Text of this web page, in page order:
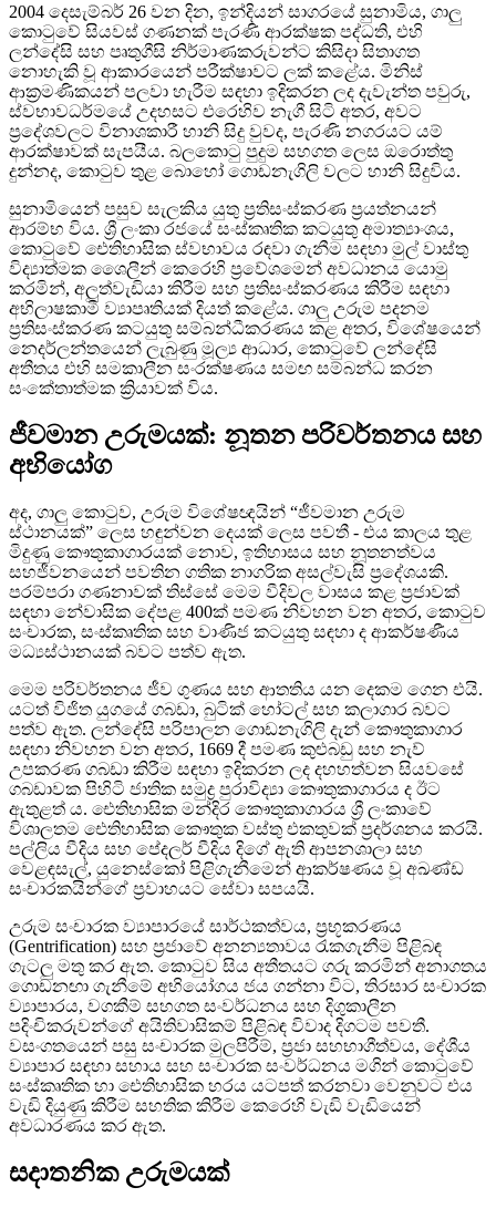
2004 දෙසැම්බර් 26 වන දින, ඉන්දියන් සාගරයේ සුනාමිය, ගාලු
කොටුවේ සියවස් ගණනක් පැරණි ආරක්ෂක පද්ධති, එහි
ලන්දේසි සහ පෘතුගීසි නිර්මාණකරුවන්ට කිසිදා සිතාගත
නොහැකි වූ ආකාරයෙන් පරීක්ෂාවට ලක් කළේය. මිනිස්
ආක්‍රමණිකයන් පලවා හැරීම සඳහා ඉදිකරන ලද දැවැන්ත පවුරු,
ස්වභාවධර්මයේ උදහසට එරෙහිව නැගී සිටි අතර, අවට
ප්‍රදේශවලට විනාශකාරී හානි සිදු වුවද, පැරණි නගරයට යම්
ආරක්ෂාවක් සැපයීය. බලකොටු පුදුම සහගත ලෙස ඔරොත්තු
දුන්නද, කොටුව තුළ බොහෝ ගොඩනැගිලි වලට හානි සිදුවිය.
සුනාමියෙන් පසුව සැලකිය යුතු ප්‍රතිසංස්කරණ ප්‍රයත්නයන්
ආරම්භ විය. ශ්‍රී ලංකා රජයේ සංස්කෘතික කටයුතු අමාත්‍යාංශය,
කොටුවේ ඓතිහාසික ස්වභාවය රඳවා ගැනීම සඳහා මුල් වාස්තු
විද්‍යාත්මක ශෛලීන් කෙරෙහි ප්‍රවේශමෙන් අවධානය යොමු
කරමින්, අලුත්වැඩියා කිරීම සහ ප්‍රතිසංස්කරණය කිරීම සඳහා
අභිලාෂකාමී ව්‍යාපෘතියක් දියත් කළේය. ගාලු උරුම පදනම
ප්‍රතිසංස්කරණ කටයුතු සම්බන්ධීකරණය කළ අතර, විශේෂයෙන්
නෙදර්ලන්තයෙන් ලැබුණු මූල්‍ය ආධාර, කොටුවේ ලන්දේසි
අතීතය එහි සමකාලීන සංරක්ෂණය සමඟ සම්බන්ධ කරන
සංකේතාත්මක ක්‍රියාවක් විය.
ජීවමාන උරුමයක්: නූතන පරිවර්තනය සහ
අභියෝග
අද, ගාලු කොටුව, උරුම විශේෂඥයින් “ජීවමාන උරුම
ස්ථානයක්” ලෙස හඳුන්වන දෙයක් ලෙස පවතී - එය කාලය තුළ
මිදුණු කෞතුකාගාරයක් නොව, ඉතිහාසය සහ නූතනත්වය
සහජීවනයෙන් පවතින ගතික නාගරික අසල්වැසි ප්‍රදේශයකි.
පරම්පරා ගණනාවක් තිස්සේ මෙම වීදිවල වාසය කළ ප්‍රජාවක්
සඳහා නේවාසික දේපළ 400ක් පමණ නිවහන වන අතර, කොටුව
සංචාරක, සංස්කෘතික සහ වාණිජ කටයුතු සඳහා ද ආකර්ෂණීය
මධ්‍යස්ථානයක් බවට පත්ව ඇත.
මෙම පරිවර්තනය ජීව ගුණය සහ ආතතිය යන දෙකම ගෙන එයි.
යටත් විජිත යුගයේ ගබඩා, බුටික් හෝටල් සහ කලාගාර බවට
පත්ව ඇත. ලන්දේසි පරිපාලන ගොඩනැගිලි දැන් කෞතුකාගාර
සඳහා නිවහන වන අතර, 1669 දී පමණ කුළුබඩු සහ නැව්
උපකරණ ගබඩා කිරීම සඳහා ඉදිකරන ලද දහහත්වන සියවසේ
ගබඩාවක පිහිටි ජාතික සමුද්‍ර පුරාවිද්‍යා කෞතුකාගාරය ද ඊට
ඇතුළත් ය. ඓතිහාසික මන්දිර කෞතුකාගාරය ශ්‍රී ලංකාවේ
විශාලතම ඓතිහාසික කෞතුක වස්තු එකතුවක් ප්‍රදර්ශනය කරයි.
පල්ලිය වීදිය සහ පේදලර් වීදිය දිගේ ඇති ආපනශාලා සහ
වෙළඳසැල්, යුනෙස්කෝ පිළිගැනීමෙන් ආකර්ෂණය වූ අඛණ්ඩ
සංචාරකයින්ගේ ප්‍රවාහයට සේවා සපයයි.
උරුම සංචාරක ව්‍යාපාරයේ සාර්ථකත්වය, ප්‍රභූකරණය
(Gentrification) සහ ප්‍රජාවේ අනන්‍යතාවය රැකගැනීම පිළිබඳ
ගැටලු මතු කර ඇත. කොටුව සිය අතීතයට ගරු කරමින් අනාගතය
ගොඩනඟා ගැනීමේ අභියෝගය ජය ගන්නා විට, තිරසාර සංචාරක
ව්‍යාපාරය, වගකීම් සහගත සංවර්ධනය සහ දිගුකාලීන
පදිංචිකරුවන්ගේ අයිතිවාසිකම් පිළිබඳ විවාද දිගටම පවතී.
වසංගතයෙන් පසු සංචාරක මුලපිරීම්, ප්‍රජා සහභාගීත්වය, දේශීය
ව්‍යාපාර සඳහා සහාය සහ සංචාරක සංවර්ධනය මගින් කොටුවේ
සංස්කෘතික හා ඓතිහාසික හරය යටපත් කරනවා වෙනුවට එය
වැඩි දියුණු කිරීම සහතික කිරීම කෙරෙහි වැඩි වැඩියෙන්
අවධාරණය කර ඇත.
සදාතනික උරුමයක්